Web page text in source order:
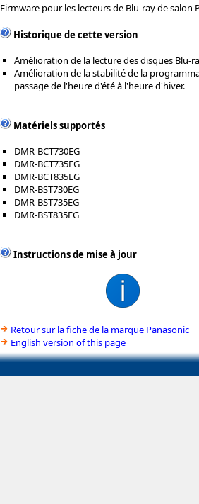
Firmware pour les lecteurs de Blu-ray de salon
Historique de cette version
Amélioration de la lecture des disques Blu-
Amélioration de la stabilité de la
passage de l'heure d'été à l'heure d'hiver.
Matériels supportés
DMR-BCT730EG
DMR-BCT735EG
DMR-BCT835EG
DMR-BST730EG
DMR-BST735EG
DMR-BST835EG
Instructions de mise à jour
Retour sur la fiche de la marque Panasonic
English version of this page